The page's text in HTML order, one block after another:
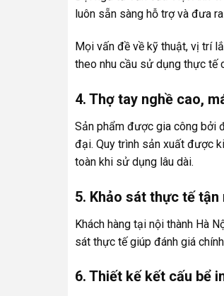
luôn sẵn sàng hỗ trợ và đưa
Mọi vấn đề về kỹ thuật, vị trí
theo nhu cầu sử dụng thực tế
4. Thợ tay nghề cao,
Sản phẩm được gia công bởi
đại. Quy trình sản xuất được
toàn khi sử dụng lâu dài.
5. Khảo sát thực tế
Khách hàng tại nội thành Hà
sát thực tế giúp đánh giá
6. Thiết kế kết cấu bể